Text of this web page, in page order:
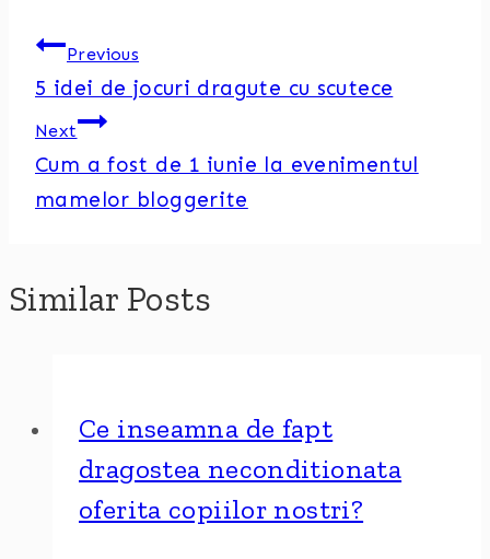
Previous
5 idei de jocuri dragute cu scutece
Next
Cum a fost de 1 iunie la evenimentul
mamelor bloggerite
Similar Posts
Ce inseamna de fapt
dragostea neconditionata
oferita copiilor nostri?